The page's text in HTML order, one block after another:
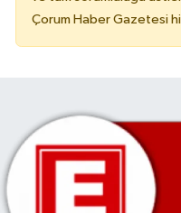
Çorum Haber Gazetesi